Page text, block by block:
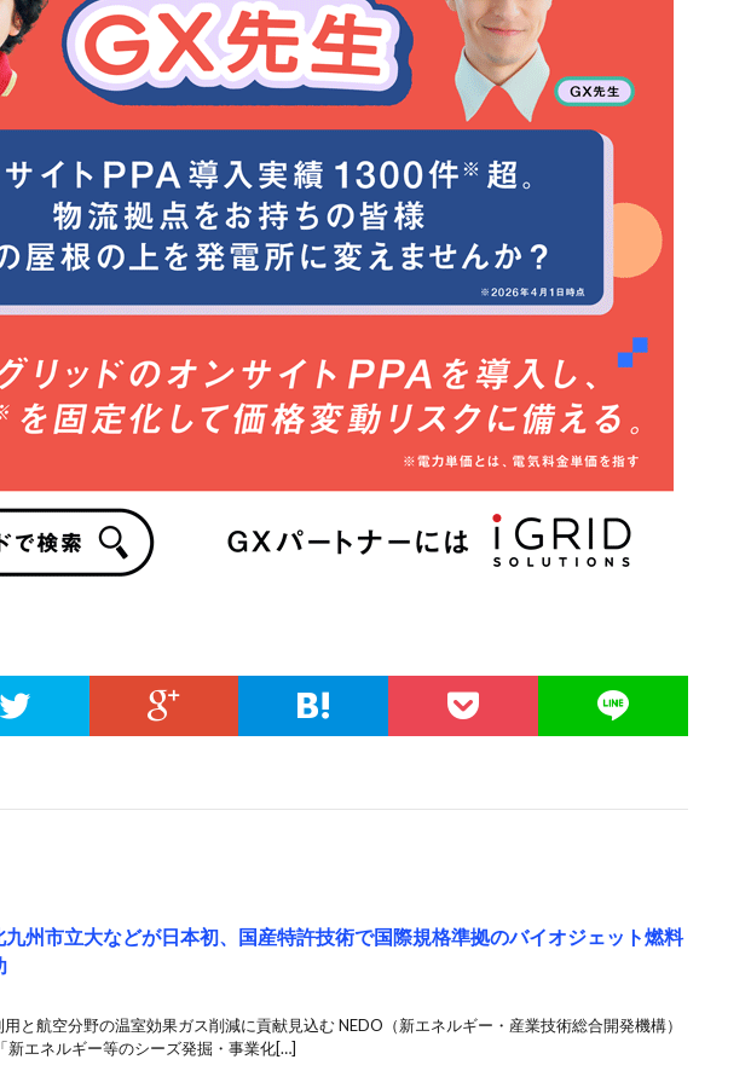
九州市立大などが日本初、国産特許技術で国際規格準拠のバイオジェット燃料
と航空分野の温室効果ガス削減に貢献見込む NEDO（新エネルギー・産業技術総合開発機構）
新エネルギー等のシーズ発掘・事業化[…]